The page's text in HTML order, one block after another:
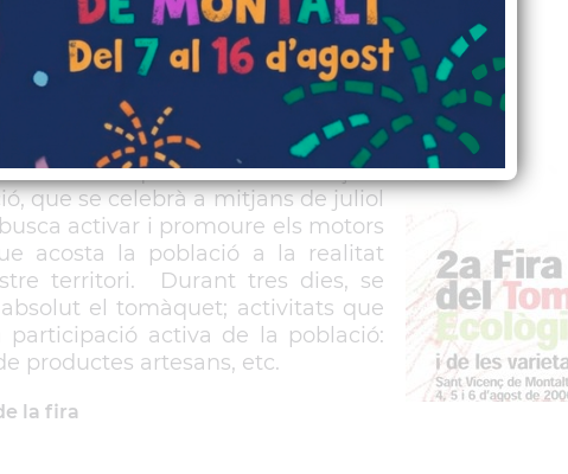
del Tomàquet de Sant Vicenç de
que se celebrà a mitjans de juliol
activar i promoure els motors
acosta la població a la realitat
territori. Durant tres dies, se
el tomàquet; activitats que
activa de la població:
productes artesans, etc.
la fira